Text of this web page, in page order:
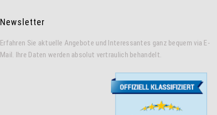
Newsletter
Erfahren Sie aktuelle Angebote und Interessantes ganz bequem via E-
Mail. Ihre Daten werden absolut vertraulich behandelt.